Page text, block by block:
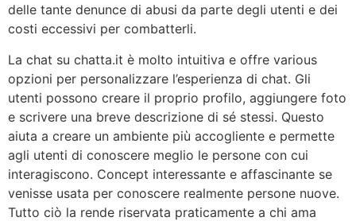
delle tante denunce di abusi da parte degli utenti e dei
costi eccessivi per combatterli.
La chat su chatta.it è molto intuitiva e offre various
opzioni per personalizzare l’esperienza di chat. Gli
utenti possono creare il proprio profilo, aggiungere foto
e scrivere una breve descrizione di sé stessi. Questo
aiuta a creare un ambiente più accogliente e permette
agli utenti di conoscere meglio le persone con cui
interagiscono. Concept interessante e affascinante se
venisse usata per conoscere realmente persone nuove.
Tutto ciò la rende riservata praticamente a chi ama